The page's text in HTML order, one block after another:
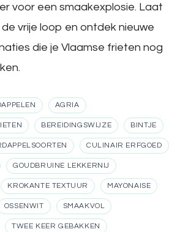
voor een smaakexplosie. Laat
vrije loop en ontdek nieuwe
die je Vlaamse frieten nog
AGRIA
BEREIDINGSWIJZE BINTJE
CULINAIR ERFGOED
GOUDBRUINE LEKKERNIJ
KROKANTE TEXTUUR MAYONAISE
OSSENWIT SMAAKVOL
TWEE KEER GEBAKKEN